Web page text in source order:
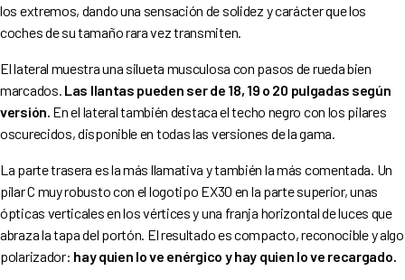
los extremos, dando una sensación de solidez y carácter que los
coches de su tamaño rara vez transmiten.
El lateral muestra una silueta musculosa con pasos de rueda bien
marcados. Las llantas pueden ser de 18, 19 o 20 pulgadas según
versión. En el lateral también destaca el techo negro con los pilares
oscurecidos, disponible en todas las versiones de la gama.
La parte trasera es la más llamativa y también la más comentada. Un
pilar C muy robusto con el logotipo EX30 en la parte superior, unas
ópticas verticales en los vértices y una franja horizontal de luces que
abraza la tapa del portón. El resultado es compacto, reconocible y algo
polarizador: hay quien lo ve enérgico y hay quien lo ve recargado.